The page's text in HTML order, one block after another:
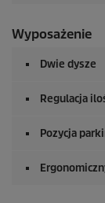
Wyposażenie
Dwie dysze
Regulacja
Pozycja